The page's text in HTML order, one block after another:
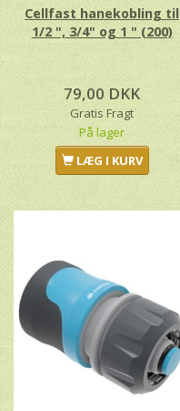
Cellfast hanekobling til
1/2 ", 3/4" og 1 " (200)
79,00 DKK
Gratis Fragt
På lager
LÆG I KURV